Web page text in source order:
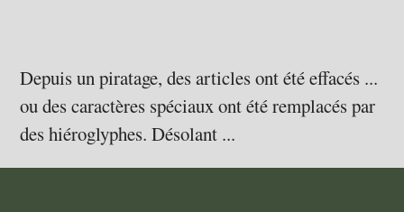
Depuis un piratage, des articles ont été effacés ...
ou des caractères spéciaux ont été remplacés par
des hiéroglyphes. Désolant ...